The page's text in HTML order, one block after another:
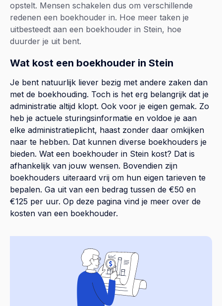
opstelt. Mensen schakelen dus om verschillende
redenen een boekhouder in. Hoe meer taken je
uitbesteedt aan een boekhouder in Stein, hoe
duurder je uit bent.
Wat kost een boekhouder in Stein
Je bent natuurlijk liever bezig met andere zaken dan
met de boekhouding. Toch is het erg belangrijk dat je
administratie altijd klopt. Ook voor je eigen gemak. Zo
heb je actuele sturingsinformatie en voldoe je aan
elke administratieplicht, haast zonder daar omkijken
naar te hebben. Dat kunnen diverse boekhouders je
bieden. Wat een boekhouder in Stein kost? Dat is
afhankelijk van jouw wensen. Bovendien zijn
boekhouders uiteraard vrij om hun eigen tarieven te
bepalen. Ga uit van een bedrag tussen de €50 en
€125 per uur. Op deze pagina vind je meer over de
kosten van een boekhouder.